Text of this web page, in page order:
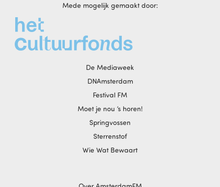
Mede mogelijk gemaakt door:
De Mediaweek
DNAmsterdam
Festival FM
Moet je nou ‘s horen!
Springvossen
Sterrenstof
Wie Wat Bewaart